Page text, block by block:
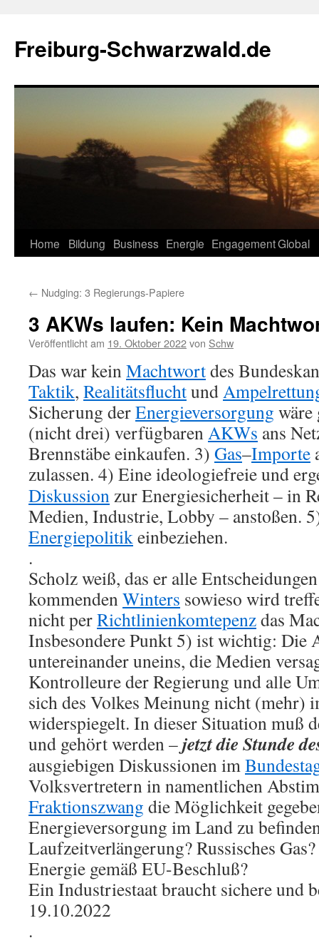
springen
Freiburg-Schwarzwald.de
Home Bildung Business Energie EngagementGlobal
← Nudging: 3 Regierungs-Papiere
3 AKWs laufen: Kein
Veröffentlicht am 19. Oktober 2022von Schw
Das war keinMachtwortdes
Taktik, Realitätsfluchtund
Sicherung derEnergieversorgung wäre
(nicht drei) verfügbarenAKWs ans
Brennstäbe einkaufen. 3) Gas–Importe
zulassen. 4) Eine ideologiefreie und
Diskussionzur Energiesicherheit – in
Medien, Industrie, Lobby – anstoßen.
Energiepolitikeinbeziehen.
.
Scholz weiß, das er alle
kommendenWinters sowieso wird
nicht perRichtlinienkomtepenzdas
Insbesondere Punkt 5) ist wichtig: Die
untereinander uneins, die Medien
Kontrolleure der Regierung und alle
sich des Volkes Meinung nicht (mehr)
widerspiegelt. In dieser Situation muß
und gehört werden –jetzt die Stunde
ausgiebigen Diskussionen im
Volksvertretern in namentlichen
Fraktionszwang die Möglichkeit
Energieversorgung im Land zu
Laufzeitverlängerung? Russisches Gas?
Energie gemäß EU-Beschluß?
Ein Industriestaat braucht sichere und
19.10.2022
.